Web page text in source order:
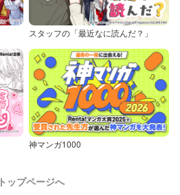
スタッフの「最近なに読んだ？」
神マンガ1000
トップページへ